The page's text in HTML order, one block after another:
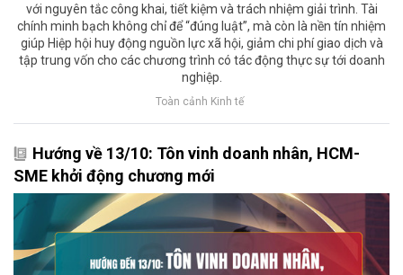
với nguyên tắc công khai, tiết kiệm và trách nhiệm giải trình. Tài
chính minh bạch không chỉ để “đúng luật”, mà còn là nền tín nhiệm
giúp Hiệp hội huy động nguồn lực xã hội, giảm chi phí giao dịch và
tập trung vốn cho các chương trình có tác động thực sự tới doanh
nghiệp.
Toàn cảnh Kinh tế
Hướng về 13/10: Tôn vinh doanh nhân, HCM-
SME khởi động chương mới